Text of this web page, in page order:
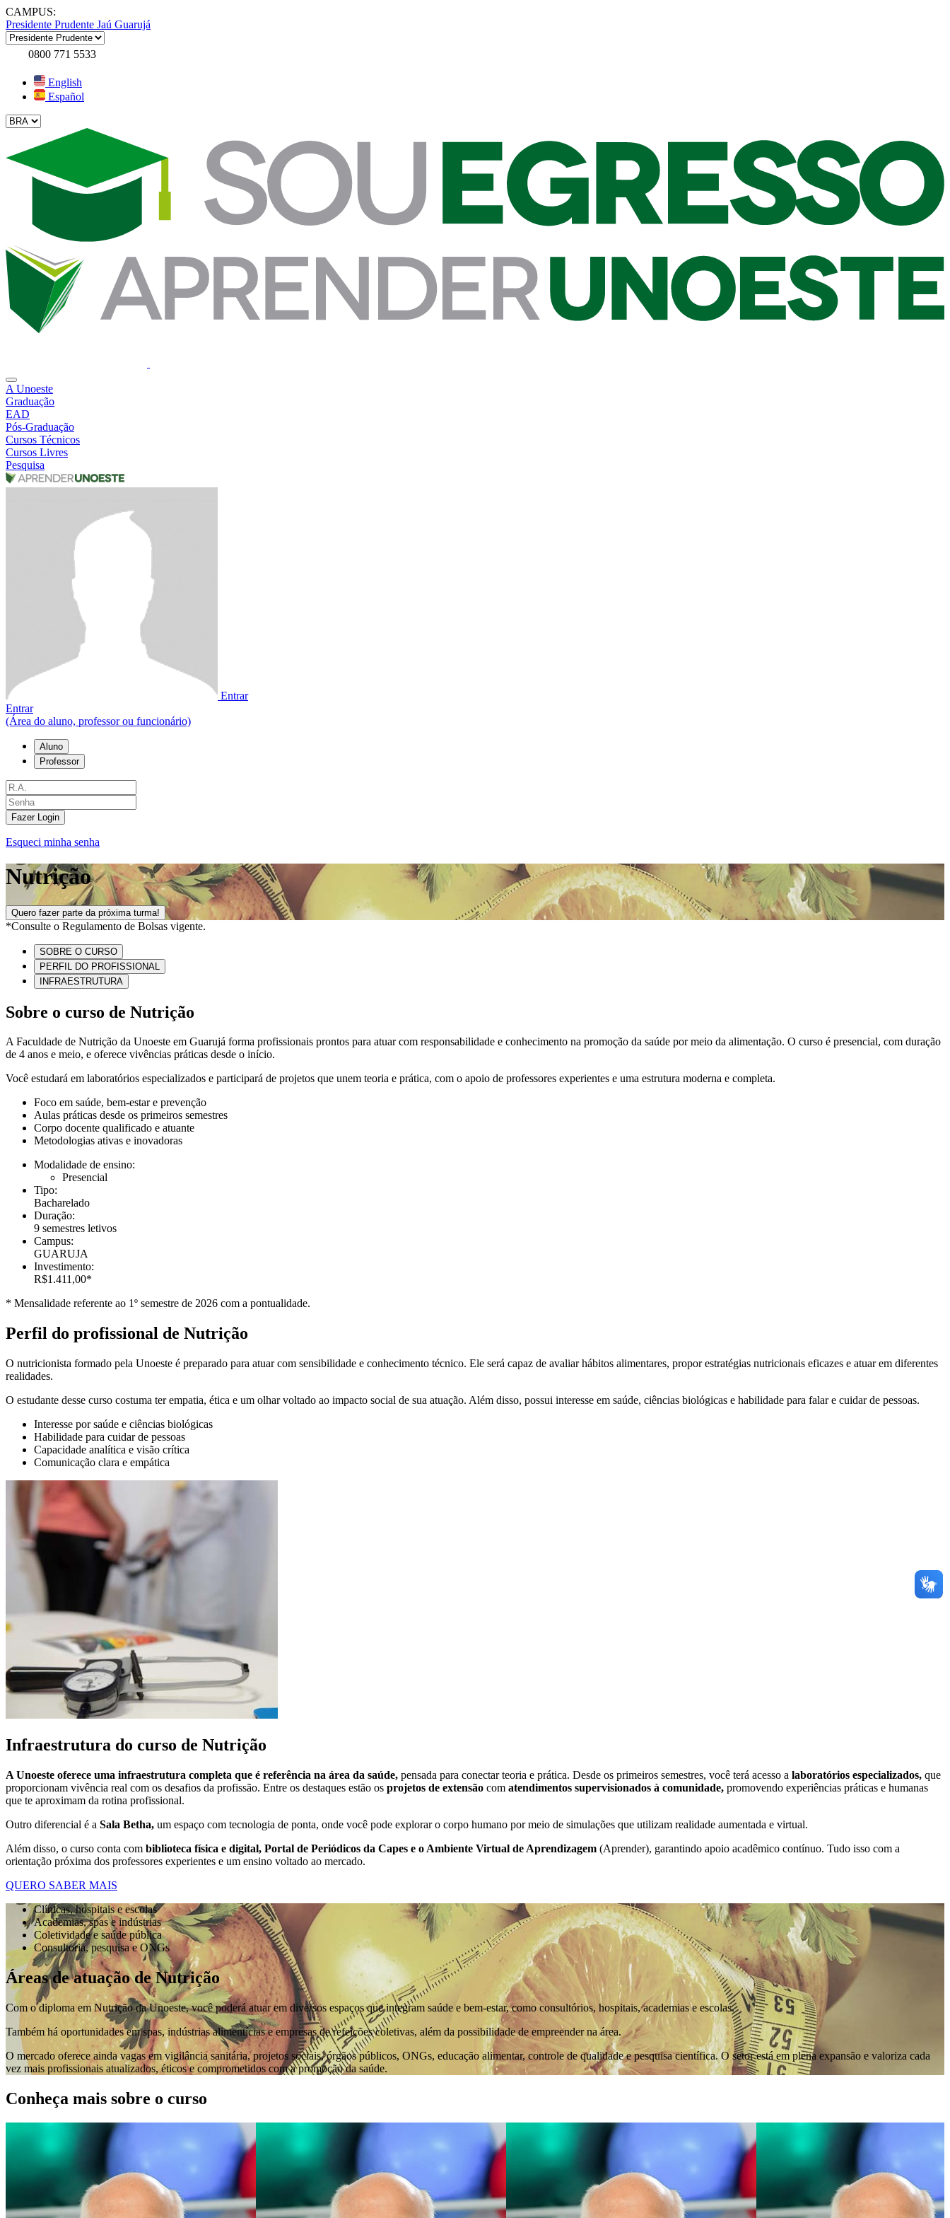
CAMPUS:
Presidente Prudente Jaú Guarujá
0800 771 5533
English
Español
A Unoeste
Graduação
EAD
Pós-Graduação
Cursos Técnicos
Cursos Livres
Pesquisa
Entrar
Entrar
(Área do aluno, professor ou funcionário)
Aluno
Professor
Fazer Login
Esqueci minha senha
Nutrição
Quero fazer parte da próxima turma!
*Consulte o Regulamento de Bolsas vigente.
SOBRE O CURSO
PERFIL DO PROFISSIONAL
INFRAESTRUTURA
Sobre o curso de Nutrição
A Faculdade de Nutrição da Unoeste em Guarujá forma profissionais prontos para atuar com responsabilidade e conhecimento na promoção da saúde por meio da alimentação. O curso é presencial, com duração
de 4 anos e meio, e oferece vivências práticas desde o início.
Você estudará em laboratórios especializados e participará de projetos que unem teoria e prática, com o apoio de professores experientes e uma estrutura moderna e completa.
Foco em saúde, bem-estar e prevenção
Aulas práticas desde os primeiros semestres
Corpo docente qualificado e atuante
Metodologias ativas e inovadoras
Modalidade de ensino:
Presencial
Tipo:
Bacharelado
Duração:
9 semestres letivos
Campus:
GUARUJA
Investimento:
R$1.411,00*
* Mensalidade referente ao 1º semestre de 2026 com a pontualidade.
Perfil do profissional de Nutrição
O nutricionista formado pela Unoeste é preparado para atuar com sensibilidade e conhecimento técnico. Ele será capaz de avaliar hábitos alimentares, propor estratégias nutricionais eficazes e atuar em diferentes
realidades.
O estudante desse curso costuma ter empatia, ética e um olhar voltado ao impacto social de sua atuação. Além disso, possui interesse em saúde, ciências biológicas e habilidade para falar e cuidar de pessoas.
Interesse por saúde e ciências biológicas
Habilidade para cuidar de pessoas
Capacidade analítica e visão crítica
Comunicação clara e empática
Infraestrutura do curso de Nutrição
A Unoeste oferece uma infraestrutura completa que é referência na área da saúde, pensada para conectar teoria e prática. Desde os primeiros semestres, você terá acesso a laboratórios especializados, que
proporcionam vivência real com os desafios da profissão. Entre os destaques estão os projetos de extensão com atendimentos supervisionados à comunidade, promovendo experiências práticas e humanas
que te aproximam da rotina profissional.
Outro diferencial é a Sala Betha, um espaço com tecnologia de ponta, onde você pode explorar o corpo humano por meio de simulações que utilizam realidade aumentada e virtual.
Além disso, o curso conta com biblioteca física e digital, Portal de Periódicos da Capes e o Ambiente Virtual de Aprendizagem (Aprender), garantindo apoio acadêmico contínuo. Tudo isso com a
orientação próxima dos professores experientes e um ensino voltado ao mercado.
QUERO SABER MAIS
Clínicas, hospitais e escolas
Academias, spas e indústrias
Coletividade e saúde pública
Consultoria, pesquisa e ONGs
Áreas de atuação de Nutrição
Com o diploma em Nutrição da Unoeste, você poderá atuar em diversos espaços que integram saúde e bem-estar, como consultórios, hospitais, academias e escolas.
Também há oportunidades em spas, indústrias alimentícias e empresas de refeições coletivas, além da possibilidade de empreender na área.
O mercado oferece ainda vagas em vigilância sanitária, projetos sociais, órgãos públicos, ONGs, educação alimentar, controle de qualidade e pesquisa científica. O setor está em plena expansão e valoriza cada
vez mais profissionais atualizados, éticos e comprometidos com a promoção da saúde.
Conheça mais sobre o curso